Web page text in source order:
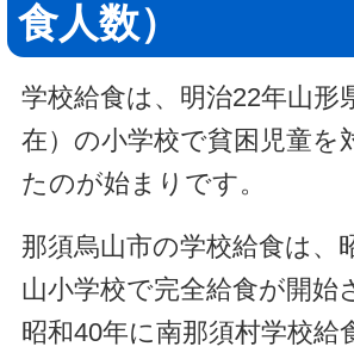
食人数）
学校給食は、明治22年山形
在）の小学校で貧困児童を
たのが始まりです。
那須烏山市の学校給食は、
山小学校で完全給食が開始
昭和40年に南那須村学校給